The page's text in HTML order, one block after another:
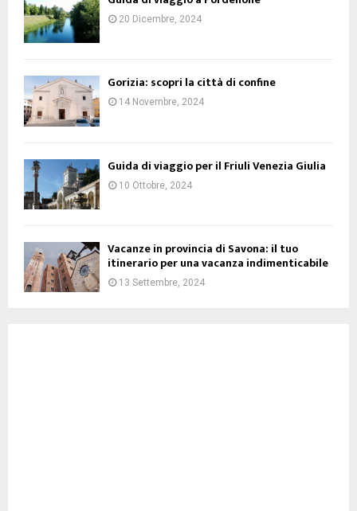
20 Dicembre, 2024
Gorizia: scopri la città di confine
14 Novembre, 2024
Guida di viaggio per il Friuli Venezia Giulia
10 Ottobre, 2024
Vacanze in provincia di Savona: il tuo
itinerario per una vacanza indimenticabile
13 Settembre, 2024